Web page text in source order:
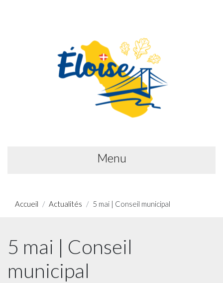
Menu
Accueil Actualités 5 mai | Conseil municipal
5 mai | Conseil
municipal